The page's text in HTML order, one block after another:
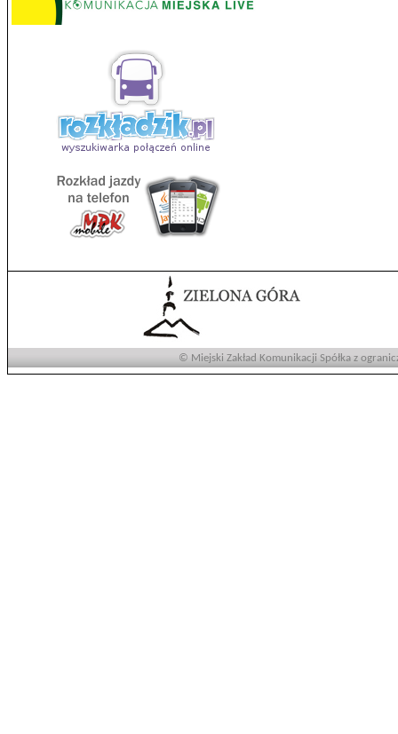
© Miejski Zakład Komunikacji Spółka z